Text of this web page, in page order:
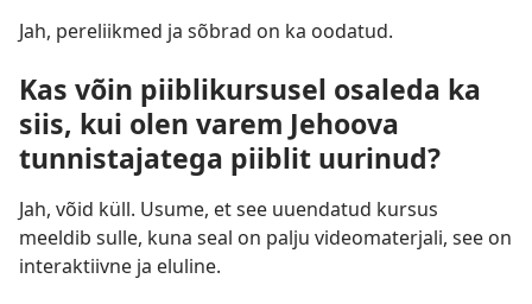
Jah, pereliikmed ja sõbrad on ka oodatud.
Kas võin piiblikursusel osaleda ka
siis, kui olen varem Jehoova
tunnistajatega piiblit uurinud?
Jah, võid küll. Usume, et see uuendatud kursus
meeldib sulle, kuna seal on palju videomaterjali, see on
interaktiivne ja eluline.